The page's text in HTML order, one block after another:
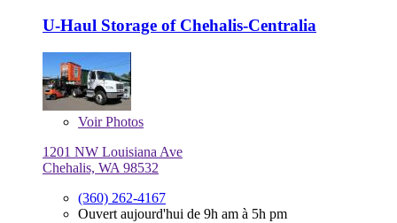
U-Haul Storage of Chehalis-Centralia
VoirPhotos
1201 NW Louisiana Ave
Chehalis, WA 98532
(360) 262-4167
Ouvert aujourd'hui de 9h am à 5h pm